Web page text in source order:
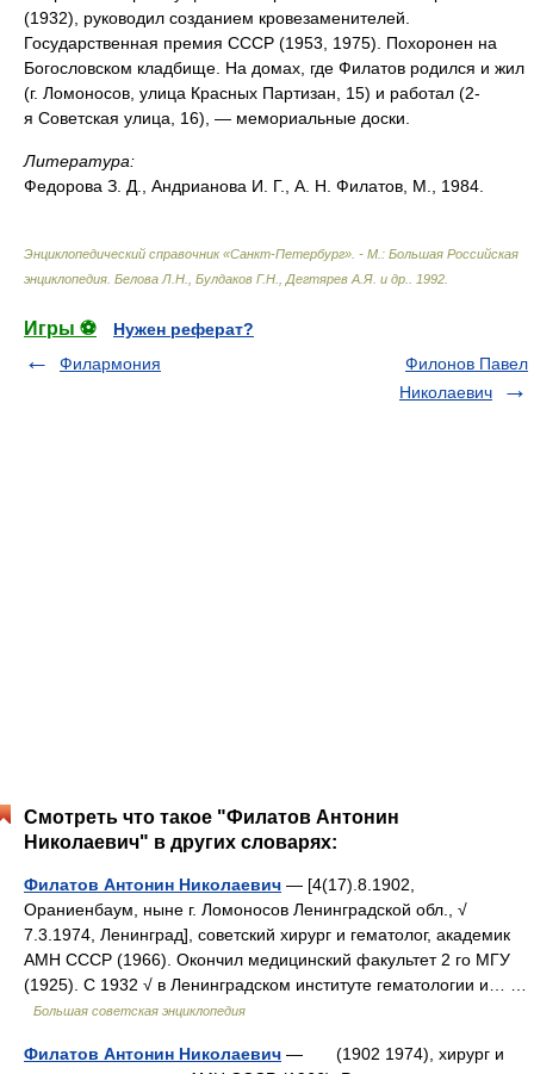
(1932), руководил созданием кровезаменителей.
Государственная премия СССР (1953, 1975). Похоронен на
Богословском кладбище. На домах, где Филатов родился и жил
(г. Ломоносов, улица Красных Партизан, 15) и работал (2-
я Советская улица, 16), — мемориальные доски.
Литература:
Федорова З. Д., Андрианова И. Г., А. Н. Филатов, М., 1984.
Энциклопедический справочник «Санкт-Петербург». - М.: Большая Российская
энциклопедия Белова Л.Н., Булдаков Г.Н., Дегтярев А.Я. и др. 1992
Игры ⚽
Нужен реферат?
Филармония
Филонов Павел
Николаевич
Смотреть что такое "Филатов Антонин
Николаевич" в других словарях:
Филатов Антонин Николаевич — [4(17).8.1902,
Ораниенбаум, ныне г. Ломоносов Ленинградской обл., √
7.3.1974, Ленинград], советский хирург и гематолог, академик
АМН СССР (1966). Окончил медицинский факультет 2 го МГУ
(1925). С 1932 √ в Ленинградском институте гематологии и… …
Большая советская энциклопедия
Филатов Антонин Николаевич — (1902 1974), хирург и